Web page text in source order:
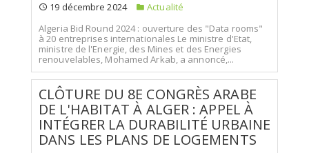
19 décembre 2024
Actualité
Algeria Bid Round 2024 : ouverture des "Data rooms"
à 20 entreprises internationales Le ministre d'Etat,
ministre de l'Energie, des Mines et des Energies
renouvelables, Mohamed Arkab, a annoncé,...
CLÔTURE DU 8E CONGRÈS ARABE
DE L'HABITAT À ALGER : APPEL À
INTÉGRER LA DURABILITÉ URBAINE
DANS LES PLANS DE LOGEMENTS